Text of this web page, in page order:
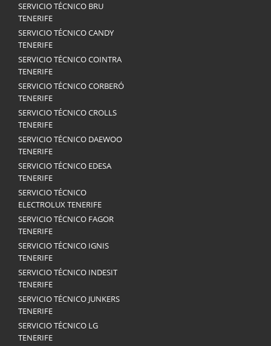
SERVICIO TÉCNICO BRU
TENERIFE
SERVICIO TÉCNICO CANDY
TENERIFE
SERVICIO TÉCNICO COINTRA
TENERIFE
SERVICIO TÉCNICO CORBERÓ
TENERIFE
SERVICIO TÉCNICO CROLLS
TENERIFE
SERVICIO TÉCNICO DAEWOO
TENERIFE
SERVICIO TÉCNICO EDESA
TENERIFE
SERVICIO TÉCNICO
ELECTROLUX TENERIFE
SERVICIO TÉCNICO FAGOR
TENERIFE
SERVICIO TÉCNICO IGNIS
TENERIFE
SERVICIO TÉCNICO INDESIT
TENERIFE
SERVICIO TÉCNICO JUNKERS
TENERIFE
SERVICIO TÉCNICO LG
TENERIFE